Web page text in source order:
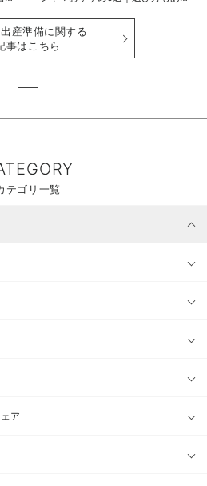
産準備に関する
事はこちら
テゴリ一覧
ア